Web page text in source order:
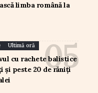
limba română la
Ultimă oră
cu rachete balistice
și peste 20 de răniți